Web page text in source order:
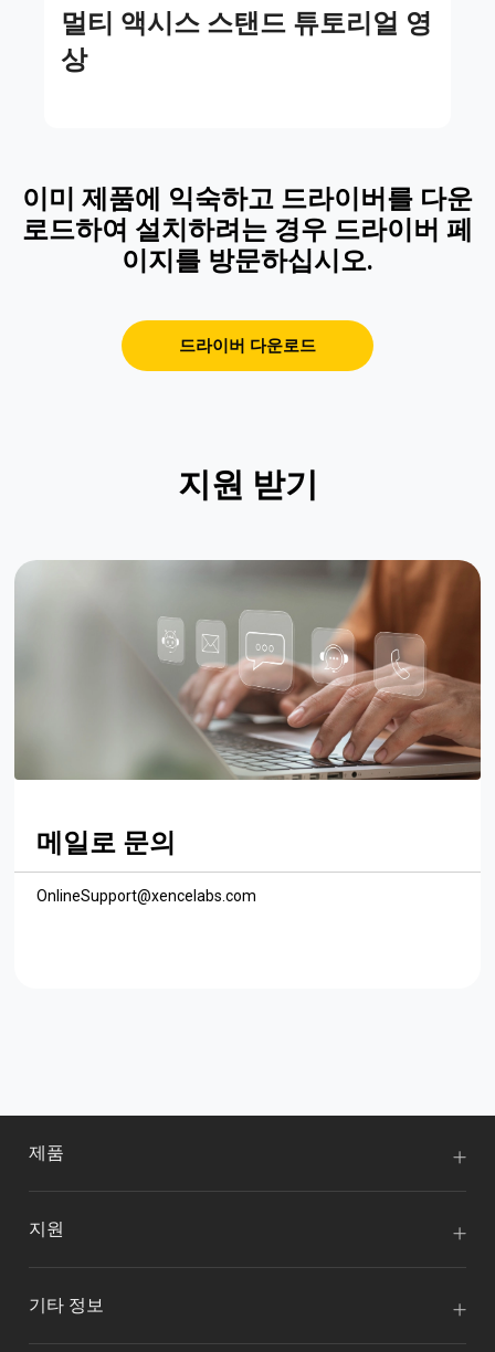
멀티 액시스 스탠드 튜토리얼 영
상
이미 제품에 익숙하고 드라이버를 다운
로드하여 설치하려는 경우 드라이버 페
이지를 방문하십시오.
드라이버 다운로드
지원 받기
메일로 문의
OnlineSupport@xencelabs.com
제품
지원
기타 정보